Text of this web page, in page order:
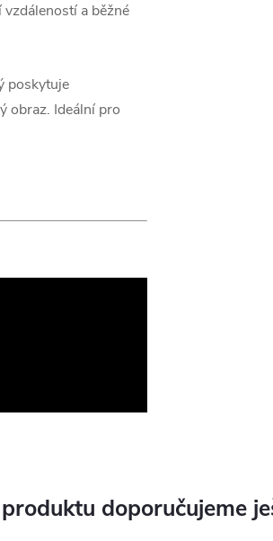
a běžné
poskytuje
obraz. Ideální pro
doporučujeme